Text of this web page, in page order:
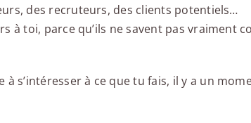
des recruteurs, des clients potentiels…
à toi, parce qu’ils ne savent pas vraiment
à s’intéresser à ce que tu fais, il y a un